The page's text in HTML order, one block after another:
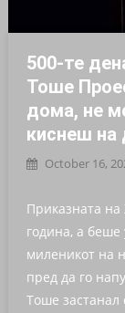
500-те
Тоше
дома, не
киснеш
October 16,
Приказната на
година, а беше
миленикот на
пред да го
Тоше застанал